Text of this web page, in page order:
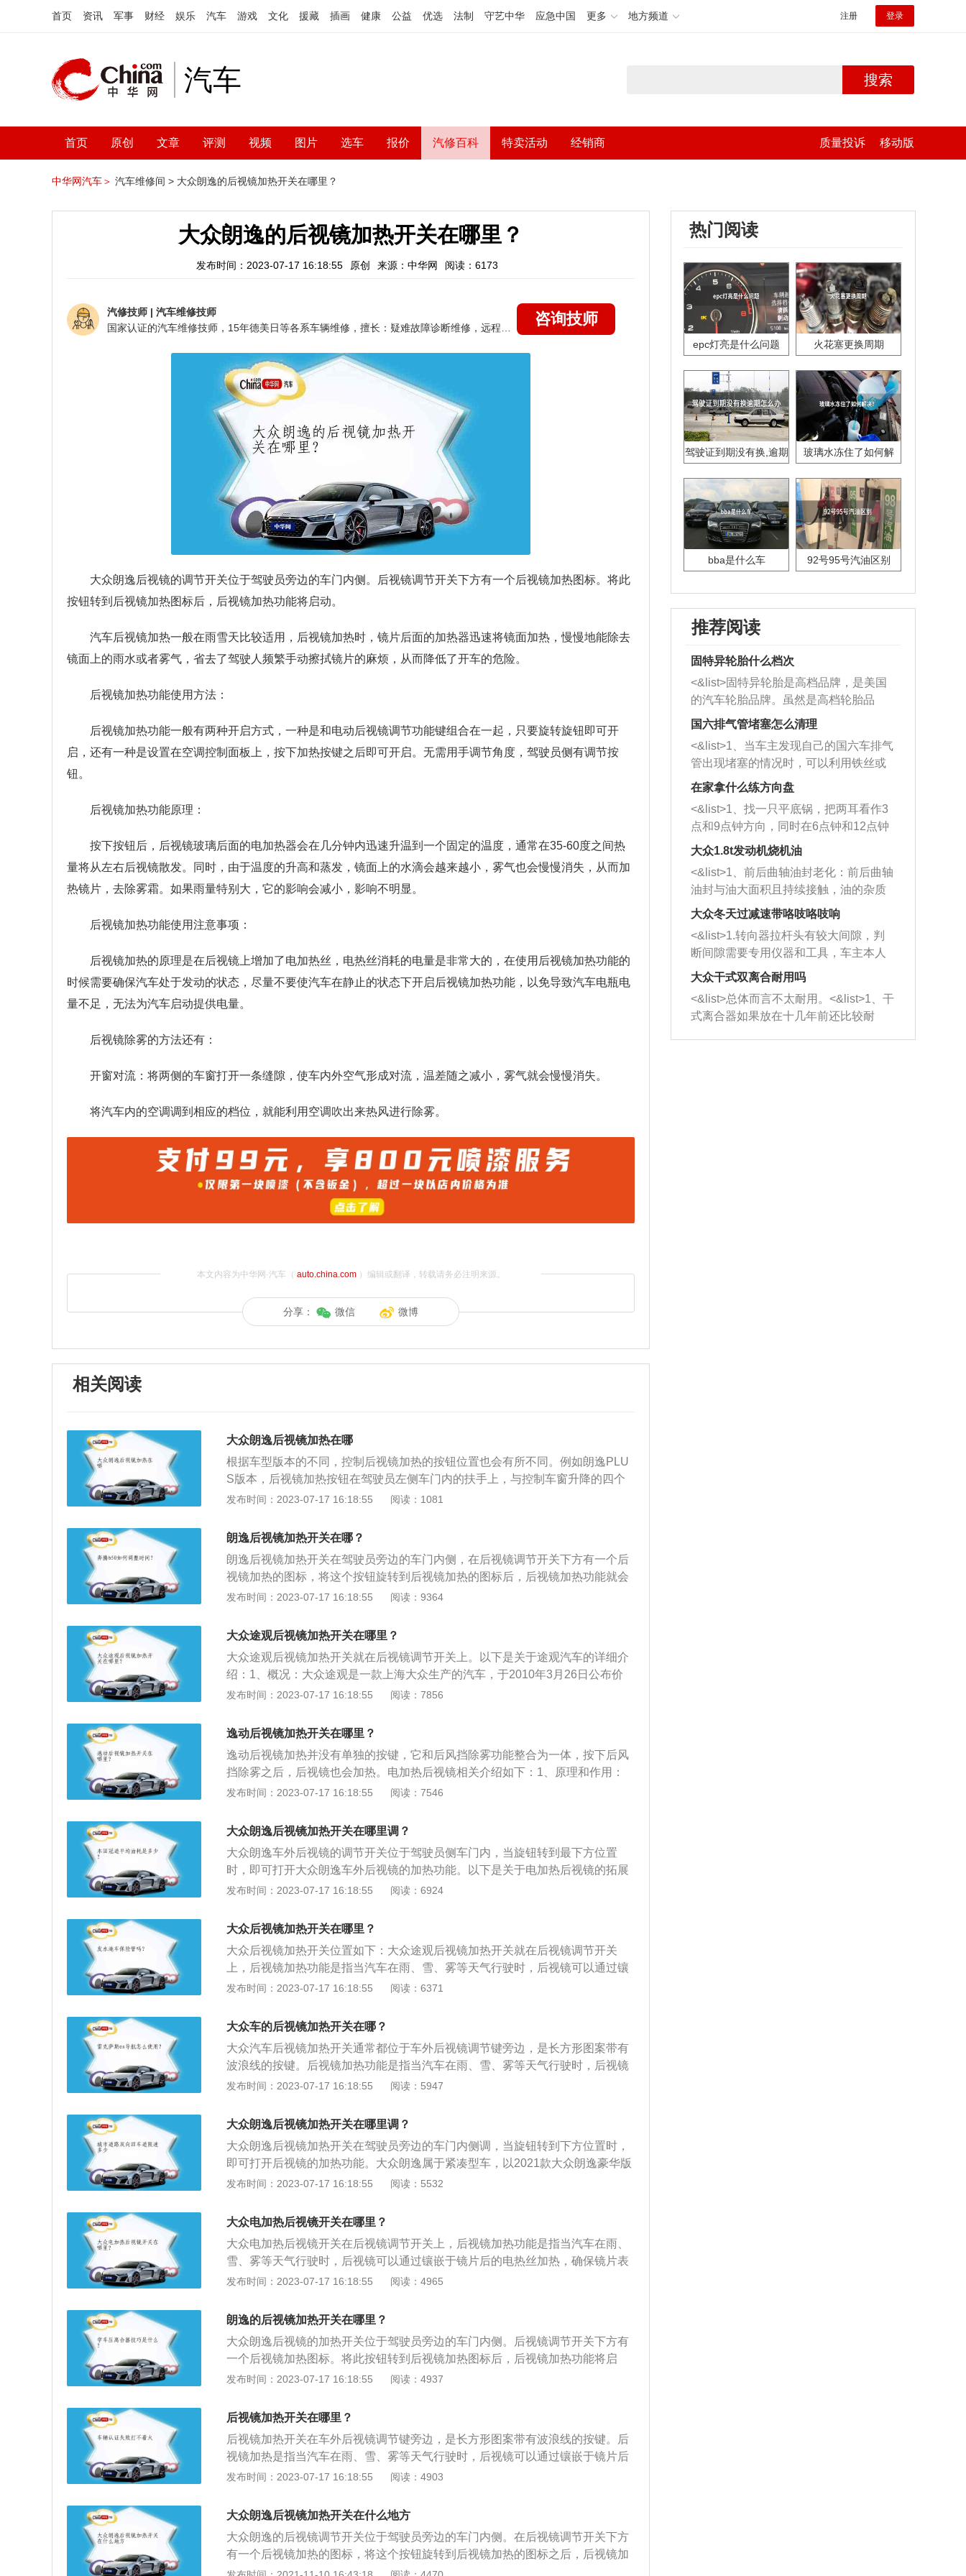
首页 资讯 军事 财经 娱乐 汽车 游戏 文化 援藏 插画 健康 公益 优选 法制 守艺中华 应急中国 更多 地方频道 注册 登录
汽车 搜索
首页 原创 文章 评测 视频 图片 选车 报价 汽修百科 特卖活动 经销商 质量投诉 移动版
中华网汽车＞ 汽车维修间 > 大众朗逸的后视镜加热开关在哪里？
大众朗逸的后视镜加热开关在哪里？
发布时间：2023-07-17 16:18:55 原创 来源：中华网 阅读：6173
汽修技师 | 汽车维修技师
咨询技师
大众朗逸后视镜的调节开关位于驾驶员旁边的车门内侧。后视镜调节开关下方有一个后视镜加热图标。将此
按钮转到后视镜加热图标后，后视镜加热功能将启动。
汽车后视镜加热一般在雨雪天比较适用，后视镜加热时，镜片后面的加热器迅速将镜面加热，慢慢地能除去
镜面上的雨水或者雾气，省去了驾驶人频繁手动擦拭镜片的麻烦，从而降低了开车的危险。
后视镜加热功能使用方法：
后视镜加热功能一般有两种开启方式，一种是和电动后视镜调节功能键组合在一起，只要旋转旋钮即可开
启，还有一种是设置在空调控制面板上，按下加热按键之后即可开启。无需用手调节角度，驾驶员侧有调节按
钮。
后视镜加热功能原理：
按下按钮后，后视镜玻璃后面的电加热器会在几分钟内迅速升温到一个固定的温度，通常在35-60度之间热
量将从左右后视镜散发。同时，由于温度的升高和蒸发，镜面上的水滴会越来越小，雾气也会慢慢消失，从而加
热镜片，去除雾霜。如果雨量特别大，它的影响会减小，影响不明显。
后视镜加热功能使用注意事项：
后视镜加热的原理是在后视镜上增加了电加热丝，电热丝消耗的电量是非常大的，在使用后视镜加热功能的
时候需要确保汽车处于发动的状态，尽量不要使汽车在静止的状态下开启后视镜加热功能，以免导致汽车电瓶电
量不足，无法为汽车启动提供电量。
后视镜除雾的方法还有：
开窗对流：将两侧的车窗打开一条缝隙，使车内外空气形成对流，温差随之减小，雾气就会慢慢消失。
将汽车内的空调调到相应的档位，就能利用空调吹出来热风进行除雾。
本文内容为中华网·汽车（ auto.china.com）编辑或翻译，转载请务必注明来源。
分享： 微信 微博
相关阅读
大众朗逸后视镜加热在哪
根据车型版本的不同，控制后视镜加热的按钮位置也会有所不同。例如朗逸PLU
S版本，后视镜加热按钮在驾驶员左侧车门内的扶手上，与控制车窗升降的四个
按钮紧挨着。有一个可以旋转的按钮，分别对应L、O、R三个挡位，底部有个图
镜加热的原理是：在两侧后视镜的镜片内安装一个电热片（电热膜），在雨雪天
气时，车主打开后视镜电加热功能，电热片会在几分钟内迅速加热至一个固定的
温度，一般在35摄氏度到60摄氏度之间，从而起到对镜片加热，除雾除霜的效
果。打开后视镜加热后过一会儿就会自动关闭，这并不是汽车出现了故障，这样
设计是为了保护后视镜内部的电热丝。有些车没有单独的后视镜加热开关，这种
功能，这个功能可以在遇到一些特殊天气情况时使用。如果遇到特殊的天气，打
开后视镜加热可以确保驾驶员能够清楚观察后视镜。
发布时间：2023-07-17 16:18:55 阅读：1081
朗逸后视镜加热开关在哪？
朗逸后视镜加热开关在驾驶员旁边的车门内侧，在后视镜调节开关下方有一个后
视镜加热的图标，将这个按钮旋转到后视镜加热的图标后，后视镜加热功能就会
启动。大众朗逸的后视镜加热采用的是电加热的方式，工作的过程比较简单。后
雨天行驶过程中，后视镜上会附着雨滴，打开后视镜电加热功能，后视镜上的电
热片会在短暂的时间内进行加热，加热的温度在35到60摄氏度之间，可以起到对
镜片加热、除雾除霜的效果。朗逸的车身尺寸长宽高分别为4605mm、1765m
m、1460mm，轴距为2610mm，引擎类型为涡轮增压和自然吸气，驱动方式为
前轮驱动。
发布时间：2023-07-17 16:18:55 阅读：9364
大众途观后视镜加热开关在哪里？
大众途观后视镜加热开关就在后视镜调节开关上。以下是关于途观汽车的详细介
绍：1、概况：大众途观是一款上海大众生产的汽车，于2010年3月26日公布价
格。紧凑型途观SUV于2009年上市。上海大众途观共提供都会版、风尚、菁英、
8mm，轴距也达到了2684mm，在同级车中处于中上水平，目的是满足国人的使
用需求。行李箱容积为400至1530升。
发布时间：2023-07-17 16:18:55 阅读：7856
逸动后视镜加热开关在哪里？
逸动后视镜加热并没有单独的按键，它和后风挡除雾功能整合为一体，按下后风
挡除雾之后，后视镜也会加热。电加热后视镜相关介绍如下：1、原理和作用：
其实电加热后视镜的工作原理非常简单，而且成本也不是很高，就是在两侧后视
功能，电热片会在几分钟内迅速加热至一个固定的温度，一般在35-60摄氏度之
间，从而起到对镜片加热，除雾除霜的效果。2、注意事项：有些车辆的后视镜
加热设置是环境气温在15摄氏度以下才工作，因此如果有时后视镜加热不工作，
首先要考虑室外温度是不是过高。如果排除了温度的问题，后视镜加热还是不工
作，就要及时去检修。
发布时间：2023-07-17 16:18:55 阅读：7546
大众朗逸后视镜加热开关在哪里调？
大众朗逸车外后视镜的调节开关位于驾驶员侧车门内，当旋钮转到最下方位置
时，即可打开大众朗逸车外后视镜的加热功能。以下是关于电加热后视镜的拓展
资料：1、工作原理：在两侧后视镜的镜片内安装一个电热片，在雨雪天气时，
从而起到对镜片加热，除雾除霜的效果。2、调节功能发生故障的处理方法：通
过按压镜面边缘以机械方式手动调整电动车外后视镜。
发布时间：2023-07-17 16:18:55 阅读：6924
大众后视镜加热开关在哪里？
大众后视镜加热开关位置如下：大众途观后视镜加热开关就在后视镜调节开关
上，后视镜加热功能是指当汽车在雨、雪、雾等天气行驶时，后视镜可以通过镶
嵌于镜片后的电热丝加热，确保镜片表面清晰。扩展：大众后视镜加热功能开启
温低于二十摄氏度才能开启。所以当车外温度高于二十摄氏度时，即使开启了加
热功能，加热器也不会工作。
发布时间：2023-07-17 16:18:55 阅读：6371
大众车的后视镜加热开关在哪？
大众汽车后视镜加热开关通常都位于车外后视镜调节键旁边，是长方形图案带有
波浪线的按键。后视镜加热功能是指当汽车在雨、雪、雾等天气行驶时，后视镜
可以通过镶嵌于镜片后的电热丝加热，确保镜片表面清晰。以下是使用后视镜加
的一键启动键。3、汽车的仪表板亮起，全车电源接通。4、按下位于车辆外后视
镜开关旁边的加热键，即可开启。5、开启了外后视镜加热功能后，外后视镜上
的水雾将慢慢消散。
发布时间：2023-07-17 16:18:55 阅读：5947
大众朗逸后视镜加热开关在哪里调？
大众朗逸后视镜加热开关在驾驶员旁边的车门内侧调，当旋钮转到下方位置时，
即可打开后视镜的加热功能。大众朗逸属于紧凑型车，以2021款大众朗逸豪华版
为例，其车身尺寸是：长4670mm、宽1806mm、高1474mm，轴距为2688mm。
转速是每分钟6000rpm，与其匹配的是6挡手自一体变速箱。
发布时间：2023-07-17 16:18:55 阅读：5532
大众电加热后视镜开关在哪里？
大众电加热后视镜开关在后视镜调节开关上，后视镜加热功能是指当汽车在雨、
雪、雾等天气行驶时，后视镜可以通过镶嵌于镜片后的电热丝加热，确保镜片表
面清晰。大众后视镜加热功能开启有诸多限制条件，除了需要将门板上的开关选
总部位于德国沃尔夫斯堡的汽车制造公司，集团的乘用车业务分为两大品牌。在
集团之下，奥迪和大众各自独立管理其品牌群，各个品牌均有其独特的标识，自
主经营，产品从超经济的紧凑车型到豪华型小轿车都有。
发布时间：2023-07-17 16:18:55 阅读：4965
朗逸的后视镜加热开关在哪里？
大众朗逸后视镜的加热开关位于驾驶员旁边的车门内侧。后视镜调节开关下方有
一个后视镜加热图标。将此按钮转到后视镜加热图标后，后视镜加热功能将启
动。汽车后视镜加热一般在雨雪天比较适用，后视镜加热时，镜片后面的加热器
擦拭镜片的麻烦，从而降低了开车的危险。后视镜加热功能使用方法：后视镜加
热功能一般有两种开启方式，一种是和电动后视镜调节功能键组合在一起，只要
旋转旋钮即可开启，还有一种是设置在空调控制面板上，按下加热按键之后即可
开启。无需用手调节角度，驾驶员侧有调节按钮。后视镜加热功能原理：按下按
钮后，后视镜玻璃后面的电加热器会在几分钟内迅速升温到一个固定的温度，通
面上的水滴会越来越小，雾气也会慢慢消失，从而加热镜片，去除雾霜。如果雨
量特别大，它的影响会减小，影响不明显。后视镜加热功能使用注意事项：后视
镜加热的原理是在后视镜上增加了电加热丝，电热丝消耗的电量是非常大的，在
发布时间：2023-07-17 16:18:55 阅读：4937
后视镜加热开关在哪里？
后视镜加热开关在车外后视镜调节键旁边，是长方形图案带有波浪线的按键。后
视镜加热是指当汽车在雨、雪、雾等天气行驶时，后视镜可以通过镶嵌于镜片后
的电热丝加热，确保镜片表面清晰。使用后视镜加热功能的操作步骤如下：1、
的仪表板亮起，全车电源接通；4、按下位于车辆外后视镜开关旁边的加热键，
即可开启。
发布时间：2023-07-17 16:18:55 阅读：4903
大众朗逸后视镜加热开关在什么地方
大众朗逸的后视镜调节开关位于驾驶员旁边的车门内侧。在后视镜调节开关下方
有一个后视镜加热的图标，将这个按钮旋转到后视镜加热的图标之后，后视镜加
热功能就会启动，大众朗逸的后视镜加热采用的是电加热的方式，工作的过程比
热门阅读
epc灯亮是什么问题 火花塞更换周期
驾驶证到期没有换,逾期
玻璃水冻住了如何解
bba是什么车 92号95号汽油区别
推荐阅读
固特异轮胎什么档次
<&list>固特异轮胎是高档品牌，是美国
的汽车轮胎品牌。虽然是高档轮胎品
牌，但是中高低端的轮胎都有生产，这
也是为了更好的开拓市场。
国六排气管堵塞怎么清理
<&list>1、当车主发现自己的国六车排气
管出现堵塞的情况时，可以利用铁丝或
者是细棍，直接将杂物给取出来，如果
堵塞情况比较严重，也可以采取应急措
施。 <&list>2、直接利用木棍将所有的
杂物推到排气管里面的位置处，然后将
三元催化器拆解开，就可以将堵塞的东
西取出来。但如果是因为积碳过多引起
的堵塞，就需要将三元催化器泡在草酸
洗剂对堵塞的情况得到解决，将清洗剂
放在燃油箱中，与燃油混合后，车辆启
动时，就可以和汽油一起进入到燃烧
室，最后形成废气排出，就可以让三元
催化器得到清洗，排气管堵塞的情况就
能够得到解决。
在家拿什么练方向盘
<&list>1、找一只平底锅，把两耳看作3
点和9点钟方向，同时在6点钟和12点钟
方向做一个标记。 <&list>2、双手握住
一圈半的练习，往右同样也要打相同的
圈数。 <&list>3、最后强调要反复练
习，这样就可以形成肌肉记忆，在真实
驾驶车辆时，不需要记忆也能打好方
向。
大众1.8t发动机烧机油
<&list>1、前后曲轴油封老化：前后曲轴
油封与油大面积且持续接触，油的杂质
和发动机内持续温度变化使其密封效果
逐渐减弱，导致渗油或漏油。<&list>2、
活塞间隙过大：积碳会使活塞环与缸体
的间隙扩大，导致机油流入燃烧室中，
造成烧机油。<&list>3、机油粘度。使用
机油粘度过小的话，同样会有烧机油现
象，机油粘度过小具有很好的流动性，
大众冬天过减速带咯吱咯吱响
<&list>1.转向器拉杆头有较大间隙，判
断间隙需要专用仪器和工具，车主本人
无法制作，需要将车辆送到修理厂或4s
店；<&list>2.车辆半轴套管防尘罩破
裂，破裂后会出现漏油现象，使半轴磨
损严重，磨损的半轴容易损坏，产生异
响；<&list>3.稳定器的转向胶套和球头
大众干式双离合耐用吗
<&list>总体而言不太耐用。<&list>1、干
式离合器如果放在十几年前还比较耐